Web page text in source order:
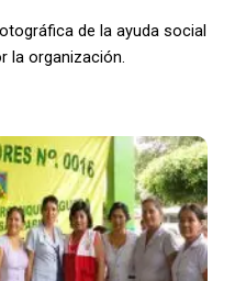
de la ayuda social
la organización.